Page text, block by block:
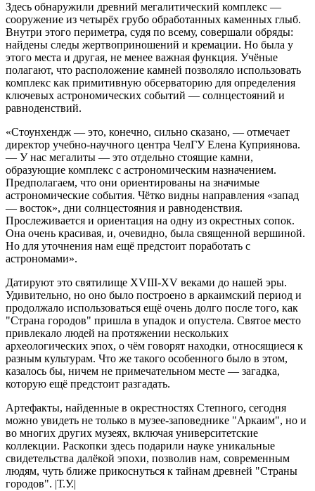
Здесь обнаружили древний мегалитический комплекс —
сооружение из четырёх грубо обработанных каменных глыб.
Внутри этого периметра, судя по всему, совершали обряды:
найдены следы жертвоприношений и кремации. Но была у
этого места и другая, не менее важная функция. Учёные
полагают, что расположение камней позволяло использовать
комплекс как примитивную обсерваторию для определения
ключевых астрономических событий — солнцестояний и
равноденствий.
«Стоунхендж — это, конечно, сильно сказано, — отмечает
директор учебно-научного центра ЧелГУ Елена Куприянова.
— У нас мегалиты — это отдельно стоящие камни,
образующие комплекс с астрономическим назначением.
Предполагаем, что они ориентированы на значимые
астрономические события. Чётко видны направления «запад
— восток», дни солнцестояния и равноденствия.
Прослеживается и ориентация на одну из окрестных сопок.
Она очень красивая, и, очевидно, была священной вершиной.
Но для уточнения нам ещё предстоит поработать с
астрономами».
Датируют это святилище XVIII-XV веками до нашей эры.
Удивительно, но оно было построено в аркаимский период и
продолжало использоваться ещё очень долго после того, как
"Страна городов" пришла в упадок и опустела. Святое место
привлекало людей на протяжении нескольких
археологических эпох, о чём говорят находки, относящиеся к
разным культурам. Что же такого особенного было в этом,
казалось бы, ничем не примечательном месте — загадка,
которую ещё предстоит разгадать.
Артефакты, найденные в окрестностях Степного, сегодня
можно увидеть не только в музее-заповеднике "Аркаим", но и
во многих других музеях, включая университетские
коллекции. Раскопки здесь подарили науке уникальные
свидетельства далёкой эпохи, позволив нам, современным
людям, чуть ближе прикоснуться к тайнам древней "Страны
городов". |Т.У.|